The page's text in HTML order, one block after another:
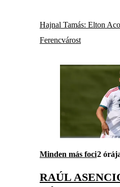
Hajnal Tamás: Elton
Ferencvárost
Minden más foci2
RAÚL